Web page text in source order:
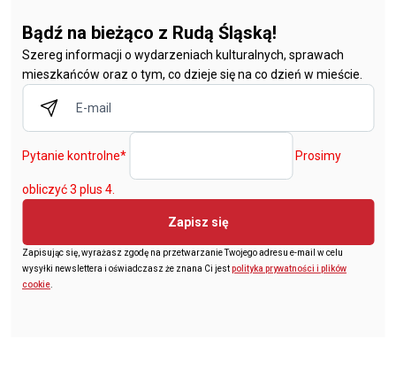
Bądź na bieżąco z Rudą Śląską!
Szereg informacji o wydarzeniach kulturalnych, sprawach
mieszkańców oraz o tym, co dzieje się na co dzień w mieście.
Pytanie kontrolne* Prosimy
obliczyć 3 plus 4.
Zapisz się
Zapisując się, wyrażasz zgodę na przetwarzanie Twojego adresu e-mail w celu
wysyłki newslettera i oświadczasz że znana Ci jestpolityka prywatności i plików
cookie